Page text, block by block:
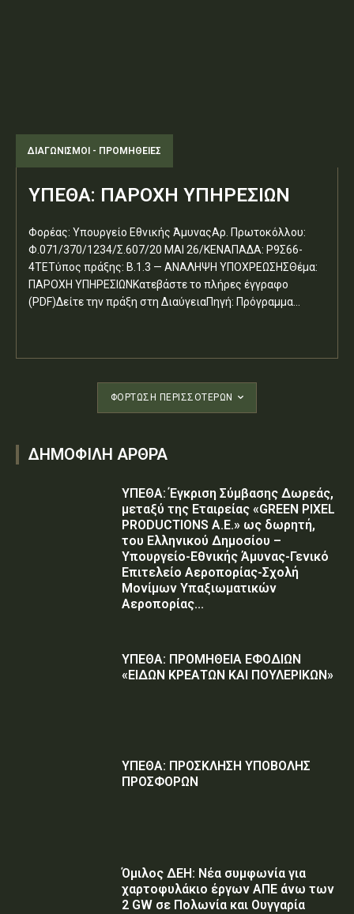
ΔΙΑΓΩΝΙΣΜΟΊ - ΠΡΟΜΉΘΕΙΕΣ
ΥΠΕΘΑ: ΠΑΡΟΧΗ ΥΠΗΡΕΣΙΩΝ
Φορέας: Υπουργείο Εθνικής ΆμυναςΑρ. Πρωτοκόλλου:
Φ.071/370/1234/Σ.607/20 ΜΑΙ 26/ΚΕΝΑΠΑΔΑ: Ρ9Σ66-
4ΤΕΤύπος πράξης: Β.1.3 — ΑΝΑΛΗΨΗ ΥΠΟΧΡΕΩΣΗΣΘέμα:
ΠΑΡΟΧΗ ΥΠΗΡΕΣΙΩΝΚατεβάστε το πλήρες έγγραφο
(PDF)Δείτε την πράξη στη ΔιαύγειαΠηγή: Πρόγραμμα...
ΦΌΡΤΩΣΗ ΠΕΡΙΣΣΟΤΈΡΩΝ
ΔΗΜΟΦΙΛΗ ΑΡΘΡΑ
ΥΠΕΘΑ: Έγκριση Σύμβασης Δωρεάς,
μεταξύ της Εταιρείας «GREEN PIXEL
PRODUCTIONS Α.Ε.» ως δωρητή,
του Ελληνικού Δημοσίου –
Υπουργείο-Εθνικής Άμυνας-Γενικό
Επιτελείο Αεροπορίας-Σχολή
Μονίμων Υπαξιωματικών
Αεροπορίας...
ΥΠΕΘΑ: ΠΡΟΜΗΘΕΙΑ ΕΦΟΔΙΩΝ
«ΕΙΔΩΝ ΚΡΕΑΤΩΝ ΚΑΙ ΠΟΥΛΕΡΙΚΩΝ»
ΥΠΕΘΑ: ΠΡΟΣΚΛΗΣΗ ΥΠΟΒΟΛΗΣ
ΠΡΟΣΦΟΡΩΝ
Όμιλος ΔΕΗ: Νέα συμφωνία για
χαρτοφυλάκιο έργων ΑΠΕ άνω των
2 GW σε Πολωνία και Ουγγαρία